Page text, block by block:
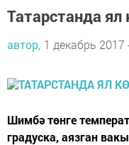
Татарстанда ял
автор, 1 декабрь 2017
Шимбә төнге
градуска, аязган